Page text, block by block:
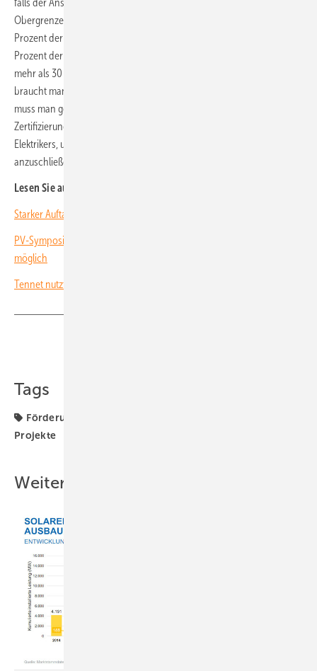
falls der Anschluss der Photovoltaikanlage gestattet wird. „Mit der
Obergrenze von 30 Kilowatt Anschlussleistung erfassen wir rund 90
Prozent der Anlagen in Kärnten“, sagt Gerald Obernoster. „Nur zehn
Prozent der Anlagen speisen höhere Anlagen ein. Alle Anlagen mit
mehr als 30 Kilowatt kann man nicht automatisiert beantworten. Dann
braucht man zusätzliche Schutzvorrichtungen am Einspeisepunkt, das
muss man genau betrachten.“ In Österreich gibt es keine
Zertifizierungen. Es genügt die Unterschrift eines zertifizierten
Elektrikers, um die Anlage übers Webportal des Netzbetreibers
anzuschließen. (HS)
Lesen Sie auch
Starker Auftakt der Solarbranche im Kloster Banz
PV-Symposium: Europäische Solarproduktion ist notwendig und
möglich
Tennet nutzt E-Autos als Puffer im Stromnetz
Tags
Förderung
Projekte
Weitere Inhalte